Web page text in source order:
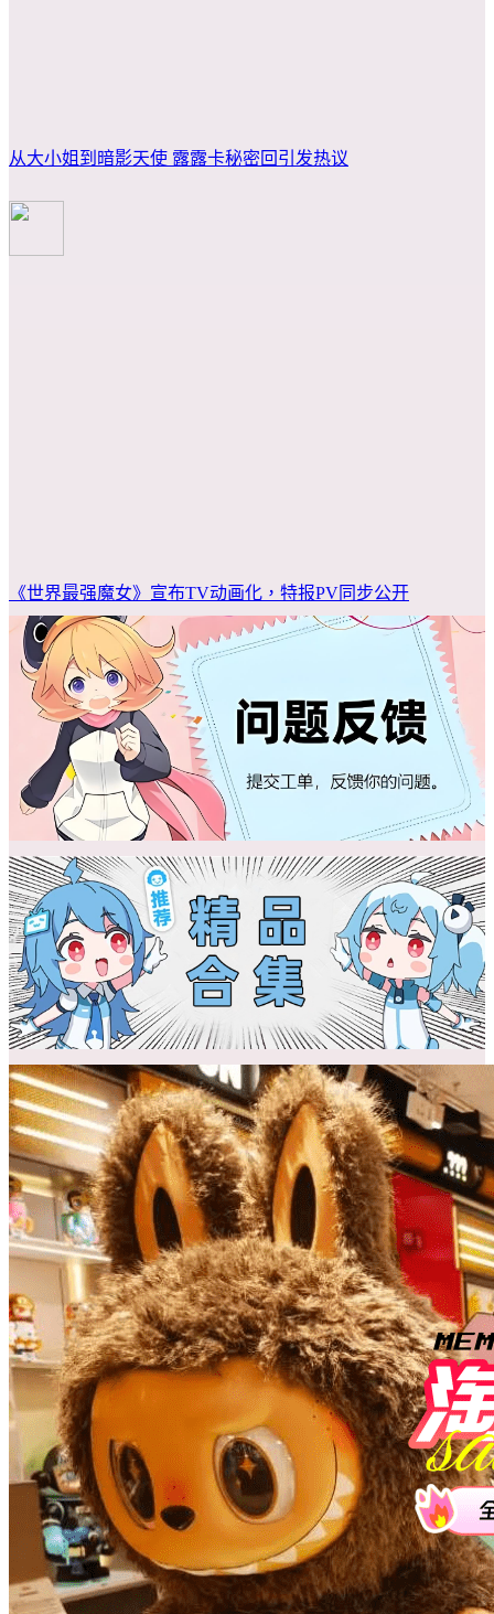
从大小姐到暗影天使 露露卡秘密回引发热议
《世界最强魔女》宣布TV动画化，特报PV同步公开